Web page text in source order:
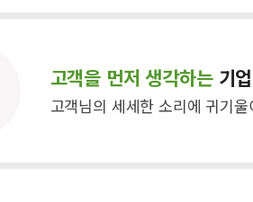
고객을 먼저 생각하는기
고객님의 세세한 소리에 귀기